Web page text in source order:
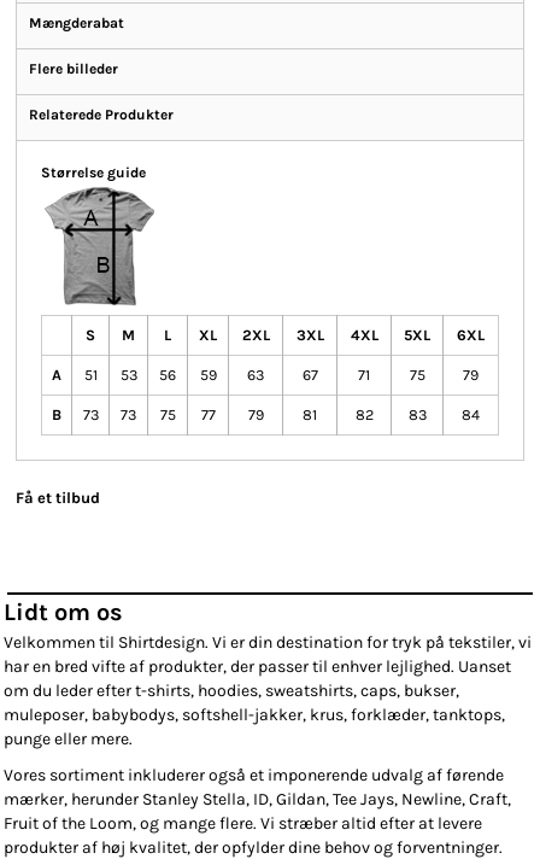
Mængderabat
Flere billeder
Relaterede Produkter
Størrelse guide
S M L XL 2XL 3XL 4XL 5XL 6XL
A 51 53 56 59 63 67 71 75 79
B 73 73 75 77 79 81 82 83 84
Få et tilbud
Lidt om os
Velkommen til Shirtdesign. Vi er din destination for tryk på tekstiler, vi
har en bred vifte af produkter, der passer til enhver lejlighed. Uanset
om du leder efter t-shirts, hoodies, sweatshirts, caps, bukser,
muleposer, babybodys, softshell-jakker, krus, forklæder, tanktops,
punge eller mere.
Vores sortiment inkluderer også et imponerende udvalg af førende
mærker, herunder Stanley Stella, ID, Gildan, Tee Jays, Newline, Craft,
Fruit of the Loom, og mange flere. Vi stræber altid efter at levere
produkter af høj kvalitet, der opfylder dine behov og forventninger.